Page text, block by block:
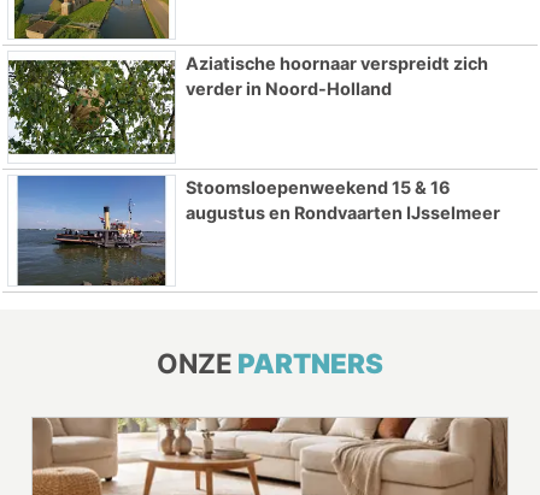
Aziatische hoornaar verspreidt zich
verder in Noord-Holland
Stoomsloepenweekend 15 & 16
augustus en Rondvaarten IJsselmeer
ONZE PARTNERS